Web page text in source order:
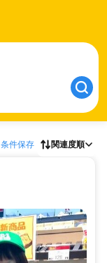
条件保存 関連度順